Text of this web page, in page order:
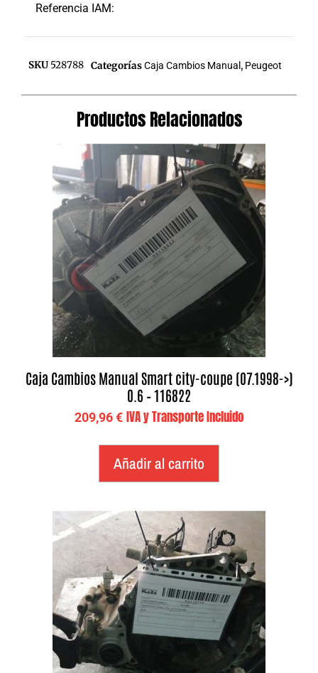
Referencia IAM:
SKU 528788 CategoríasCaja Cambios Manual , Peugeot
Productos Relacionados
Caja Cambios Manual Smart city-coupe (07.1998->)
0.6 – 116822
209,96€ IVA y Transporte Incluido
Añadir al carrito